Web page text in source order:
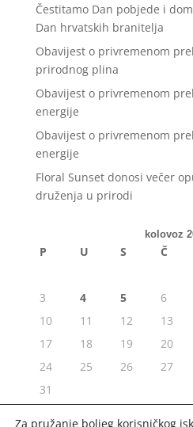
Čestitamo Dan pobjede i
Dan hrvatskih branitelja
Obavijest o privremenom
prirodnog plina
Obavijest o privremenom
energije
Obavijest o privremenom
energije
Floral Sunset donosi večer
druženja u prirodi
kolovoz
P U S Č
3
4 5 6
10
11 12 13
17
18 19 20
24
25 26 27
31
« srp
Za pružanje boljeg korisničkog